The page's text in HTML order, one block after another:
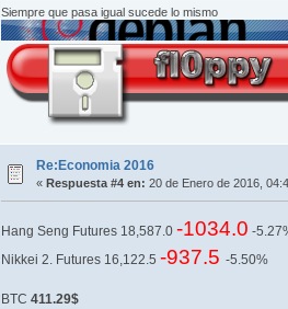
Siempre que pasa igual sucede lo mismo
Re:Economia 2016
« Respuesta #4 en: 20 de Enero de 2016,
Hang Seng Futures 18,587.0 -1034.0 -
Nikkei 2. Futures 16,122.5 -937.5 -5.50%
BTC 411.29$